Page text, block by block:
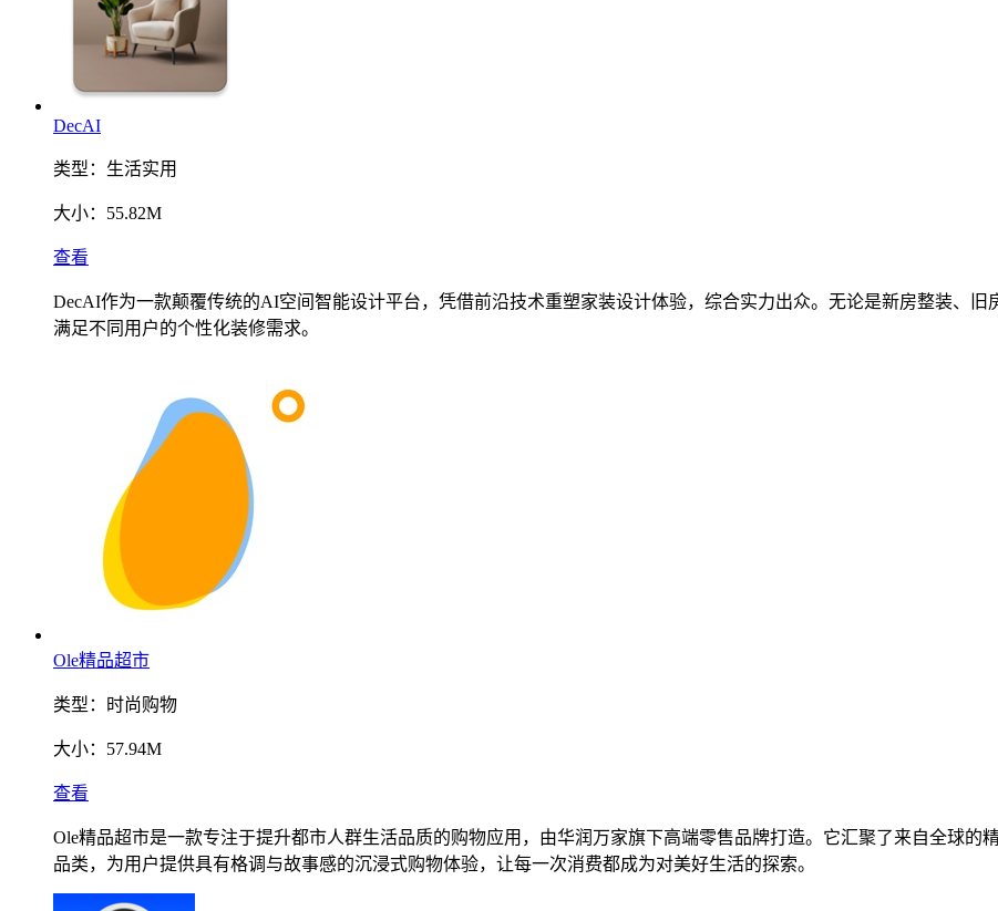
DecAI
类型： 生活实用
大小： 55.82M
查看
DecAI作为一款颠覆传统的AI空间智能设计平台，凭借前沿技术重塑家装设计体验，综合实力出众。无论是新房整装、旧
满足不同用户的个性化装修需求。
Ole精品超市
类型： 时尚购物
大小： 57.94M
查看
Ole精品超市是一款专注于提升都市人群生活品质的购物应用，由华润万家旗下高端零售品牌打造。它汇聚了来自全球
品类，为用户提供具有格调与故事感的沉浸式购物体验，让每一次消费都成为对美好生活的探索。